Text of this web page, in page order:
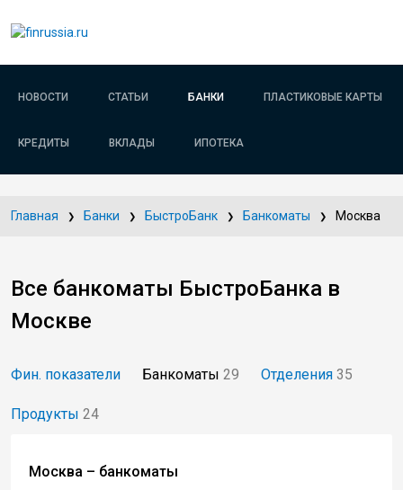
НОВОСТИ СТАТЬИ БАНКИ ПЛАСТИКОВЫЕ КАРТЫ
КРЕДИТЫ ВКЛАДЫ ИПОТЕКА
Главная Банки БыстроБанк Банкоматы Москва
Все банкоматы БыстроБанка в
Москве
Фин. показатели Банкоматы 29 Отделения 35
Продукты 24
Москва – банкоматы